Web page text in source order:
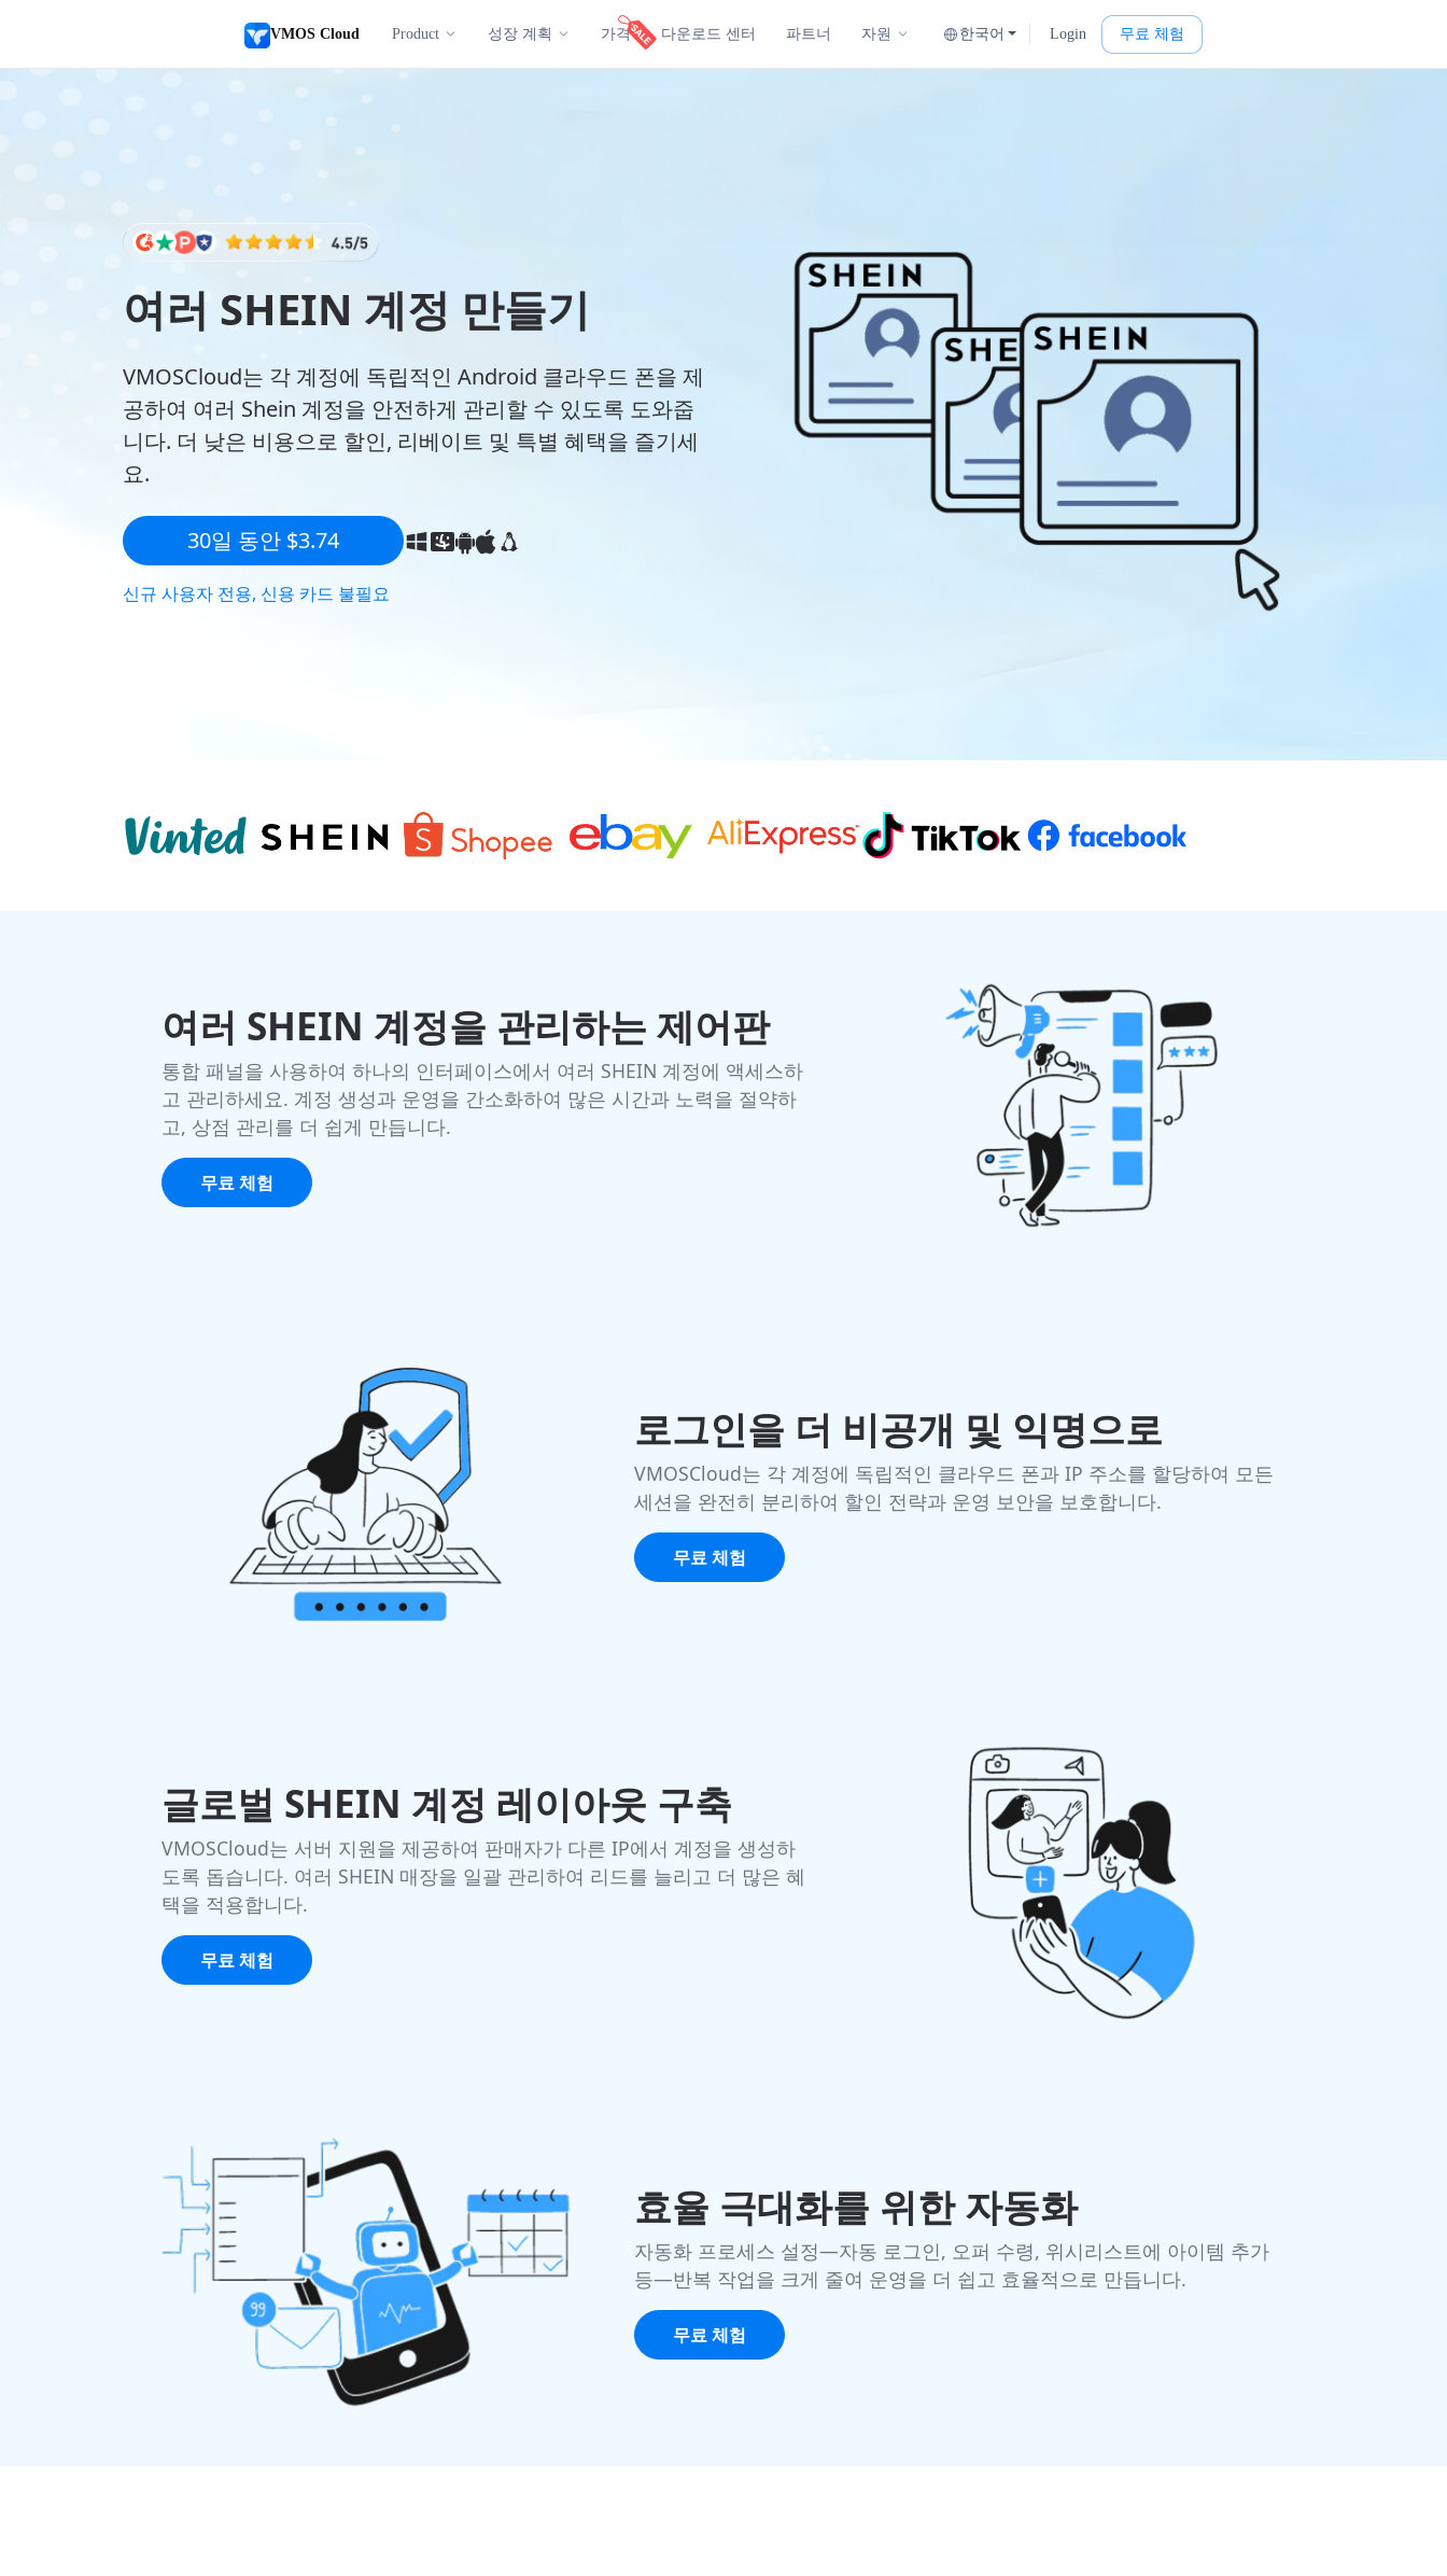
VMOS Cloud Product 성장 계획 가격 다운로드 센터 파트너 자원 한국어 Login 무료 체험
여러 SHEIN 계정 만들기
VMOSCloud는 각 계정에 독립적인 Android 클라우드 폰을 제
공하여 여러 Shein 계정을 안전하게 관리할 수 있도록 도와줍
니다. 더 낮은 비용으로 할인, 리베이트 및 특별 혜택을 즐기세
요.
30일 동안 $3.74
신규 사용자 전용, 신용 카드 불필요
여러 SHEIN 계정을 관리하는 제어판
통합 패널을 사용하여 하나의 인터페이스에서 여러 SHEIN 계정에 액세스하
고 관리하세요. 계정 생성과 운영을 간소화하여 많은 시간과 노력을 절약하
고, 상점 관리를 더 쉽게 만듭니다.
무료 체험
로그인을 더 비공개 및 익명으로
VMOSCloud는 각 계정에 독립적인 클라우드 폰과 IP 주소를 할당하여 모든
세션을 완전히 분리하여 할인 전략과 운영 보안을 보호합니다.
무료 체험
글로벌 SHEIN 계정 레이아웃 구축
VMOSCloud는 서버 지원을 제공하여 판매자가 다른 IP에서 계정을 생성하
도록 돕습니다. 여러 SHEIN 매장을 일괄 관리하여 리드를 늘리고 더 많은 혜
택을 적용합니다.
무료 체험
효율 극대화를 위한 자동화
자동화 프로세스 설정—자동 로그인, 오퍼 수령, 위시리스트에 아이템 추가
등—반복 작업을 크게 줄여 운영을 더 쉽고 효율적으로 만듭니다.
무료 체험